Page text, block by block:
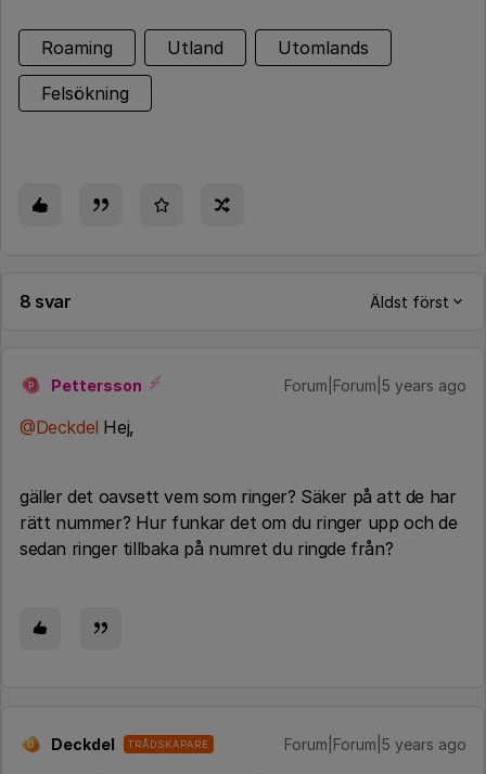
Roaming Utland Utomlands
Felsökning
8 svar Äldst först
P Pettersson Forum|Forum|5 years ago
@Deckdel Hej,
gäller det oavsett vem som ringer? Säker på att de har
rätt nummer? Hur funkar det om du ringer upp och de
sedan ringer tillbaka på numret du ringde från?
D Deckdel TRÅDSKAPARE Forum|Forum|5 years ago